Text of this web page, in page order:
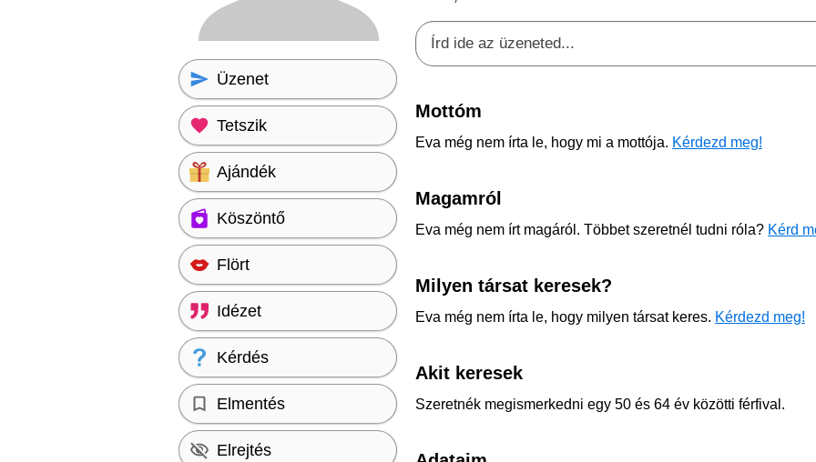
Mottóm
Eva még nem írta le, hogy mi a mottója. Kérdezd meg!
Magamról
Eva még nem írt magáról. Többet szeretnél tudni róla? Kérd
Milyen társat keresek?
Eva még nem írta le, hogy milyen társat keres. Kérdezd meg!
Akit keresek
Szeretnék megismerkedni egy 50 és 64 év közötti férfival.
Üzenet
Tetszik
Ajándék
Köszöntő
Flört
Idézet
Kérdés
Elmentés
Elrejtés